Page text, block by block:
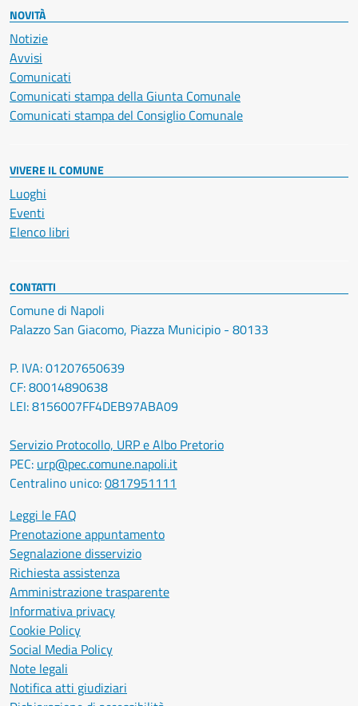
NOVITÀ
Notizie
Avvisi
Comunicati
Comunicati stampa della Giunta Comunale
Comunicati stampa del Consiglio Comunale
VIVERE IL COMUNE
Luoghi
Eventi
Elenco libri
CONTATTI
Comune di Napoli
Palazzo San Giacomo, Piazza Municipio - 80133
P. IVA: 01207650639
CF: 80014890638
LEI: 8156007FF4DEB97ABA09
Servizio Protocollo, URP e Albo Pretorio
PEC: urp@pec.comune.napoli.it
Centralino unico:0817951111
Leggi le FAQ
Prenotazione appuntamento
Segnalazione disservizio
Richiesta assistenza
Amministrazione trasparente
Informativa privacy
Cookie Policy
Social Media Policy
Note legali
Notifica atti giudiziari